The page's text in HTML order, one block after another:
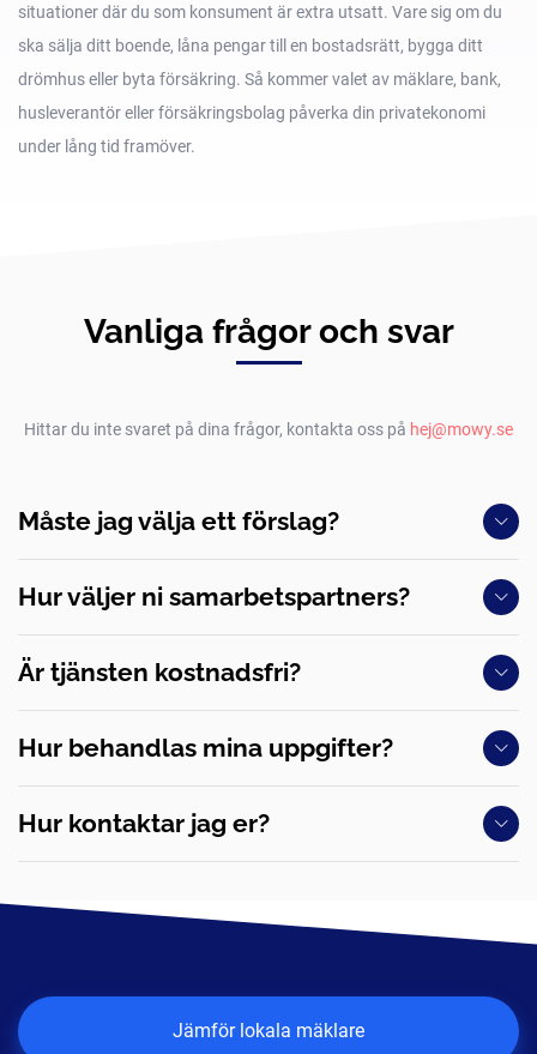
situationer där du som konsument är extra utsatt. Vare sig om du
ska sälja ditt boende, låna pengar till en bostadsrätt, bygga ditt
drömhus eller byta försäkring. Så kommer valet av mäklare, bank,
husleverantör eller försäkringsbolag påverka din privatekonomi
under lång tid framöver.
Vanliga frågor och svar
Hittar du inte svaret på dina frågor, kontakta oss på hej@mowy.se
Måste jag välja ett förslag?
Hur väljer ni samarbetspartners?
Är tjänsten kostnadsfri?
Hur behandlas mina uppgifter?
Hur kontaktar jag er?
Jämför lokala mäklare